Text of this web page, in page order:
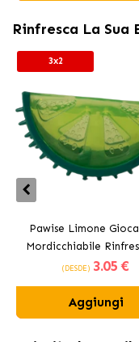
Rinfresca La Sua
3x2
Pawise Limone
Mordicchiabile
per Cani 12 cm
(DESDE) 3.05 €
Aggiungi